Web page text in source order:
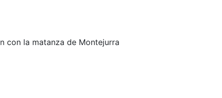
con la matanza de Montejurra